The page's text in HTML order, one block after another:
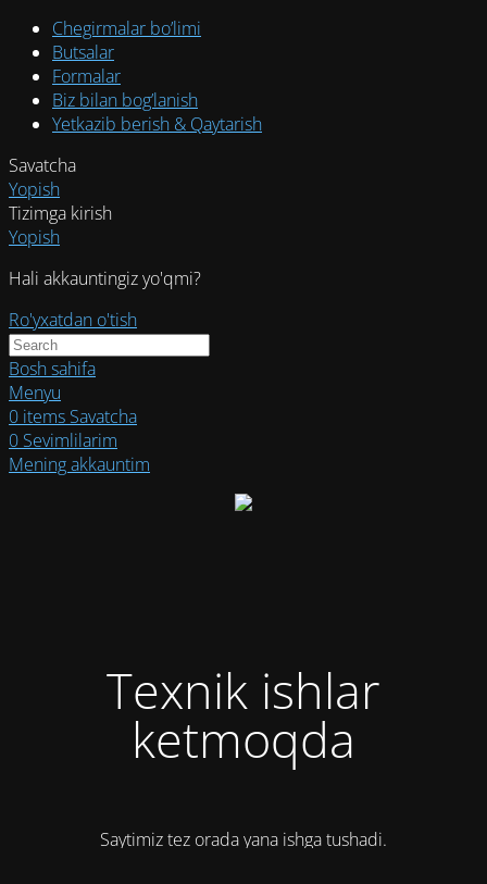
Chegirmalar bo’limi
Butsalar
Formalar
Biz bilan bog’lanish
Yetkazib berish & Qaytarish
Savatcha
Yopish
Tizimga kirish
Yopish
Hali akkauntingiz yo'qmi?
Ro'yxatdan o'tish
Bosh sahifa
Menyu
0 items Savatcha
0 Sevimlilarim
Mening akkauntim
Texnik ishlar
ketmoqda
Saytimiz tez orada yana ishga tushadi.